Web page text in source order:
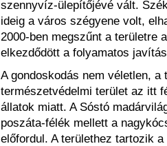
szennyvíz-ülepítőjévé vált.
ideig a város szégyene volt,
2000-ben megszűnt a területre
elkezdődött a folyamatos
A gondoskodás nem véletlen, a
természetvédelmi terület az itt
állatok miatt. A Sóstó
poszáta-félék mellett a
előfordul. A területhez tartozik